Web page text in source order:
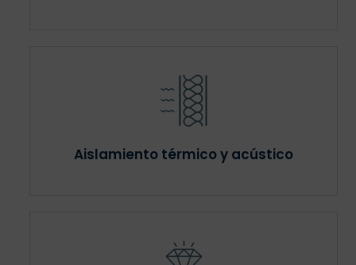
Aislamiento térmico y acústico